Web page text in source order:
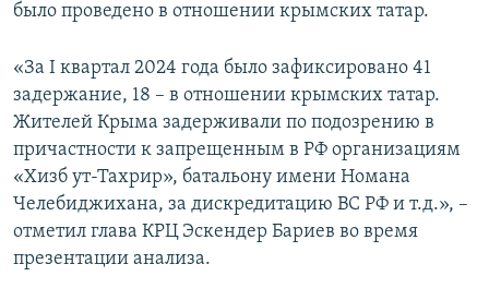
было проведено в отношении крымских татар.
«За I квартал 2024 года было зафиксировано 41
задержание, 18 – в отношении крымских татар.
Жителей Крыма задерживали по подозрению в
причастности к запрещенным в РФ организациям
«Хизб ут-Тахрир», батальону имени Номана
Челебиджихана, за дискредитацию ВС РФ и т.д.», –
отметил глава КРЦ Эскендер Бариев во время
презентации анализа.